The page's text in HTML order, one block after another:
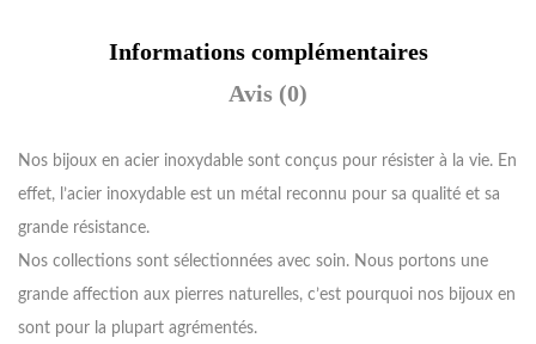
Informations complémentaires
Avis (0)
Nos bijoux en acier inoxydable sont conçus pour résister à la vie. En
effet, l’acier inoxydable est un métal reconnu pour sa qualité et sa
grande résistance.
Nos collections sont sélectionnées avec soin. Nous portons une
grande affection aux pierres naturelles, c’est pourquoi nos bijoux en
sont pour la plupart agrémentés.